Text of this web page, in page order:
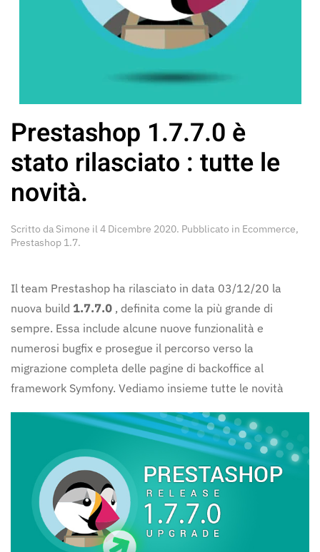
Prestashop 1.7.7.0 è
stato rilasciato : tutte le
novità.
Scritto da Simone il4 Dicembre 2020. Pubblicato in Ecommerce,
Prestashop 1.7.
Il team Prestashop ha rilasciato in data 03/12/20 la
nuova build 1.7.7.0 , definita come la più grande di
sempre. Essa include alcune nuove funzionalità e
numerosi bugfix e prosegue il percorso verso la
migrazione completa delle pagine di backoffice al
framework Symfony. Vediamo insieme tutte le novità